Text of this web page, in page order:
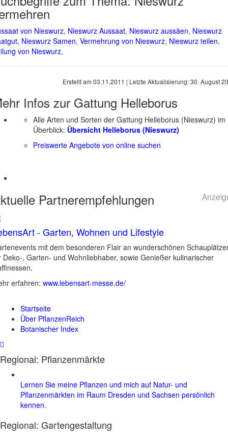
von Nieswurz, Nieswurz Aussaat, Nieswurz aussäen, Nieswurz
, Nieswurz Samen, Vermehrung von Nieswurz, Nieswurz teilen,
von Nieswurz,
Erstellt am 03.11.2011 | Letzte Aktualisierung:30. August
Infos zur Gattung Helleborus
Alle Arten und Sorten der Gattung Helleborus (Nieswurz) im
Überblick: Übersicht Helleborus (Nieswurz)
Preiswerte Angebote von online suchen
Partnerempfehlungen
- Garten, Wohnen und Lifestyle
mit dem besonderen Flair an wunderschönen
Deko-, Garten- und Wohnliebhaber, sowie Genießer kulinarischer
erfahren: www.lebensart-messe.de/
Startseite
Über PflanzenReich
Botanischer Index
Regional: Pflanzenmärkte
Lernen Sie meine Pflanzen und mich auf Natur- und
Pflanzenmärkten im Raum Dresden und Sachsen persönlich
kennen.
Regional: Gartengestaltung